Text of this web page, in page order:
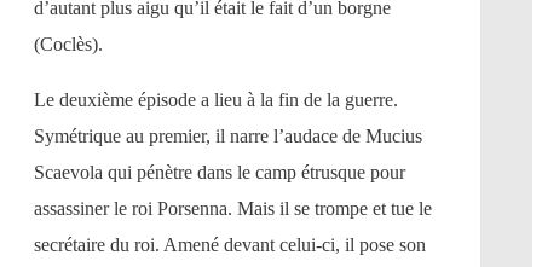
d’autant plus aigu qu’il était le fait d’un borgne
(Coclès).
Le deuxième épisode a lieu à la fin de la guerre.
Symétrique au premier, il narre l’audace de Mucius
Scaevola qui pénètre dans le camp étrusque pour
assassiner le roi Porsenna. Mais il se trompe et tue le
secrétaire du roi. Amené devant celui-ci, il pose son